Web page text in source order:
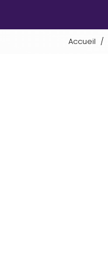
Accueil